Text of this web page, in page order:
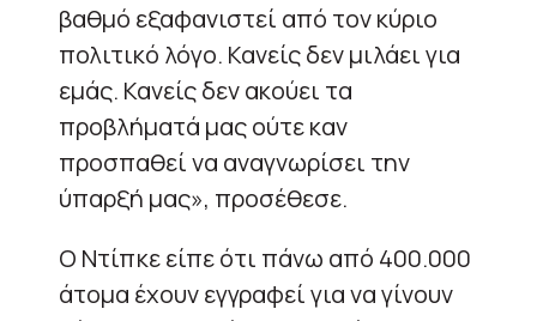
βαθμό εξαφανιστεί από τον κύριο
πολιτικό λόγο. Κανείς δεν μιλάει για
εμάς. Κανείς δεν ακούει τα
προβλήματά μας ούτε καν
προσπαθεί να αναγνωρίσει την
ύπαρξή μας», προσέθεσε.
Ο Ντίπκε είπε ότι πάνω από 400.000
άτομα έχουν εγγραφεί για να γίνουν